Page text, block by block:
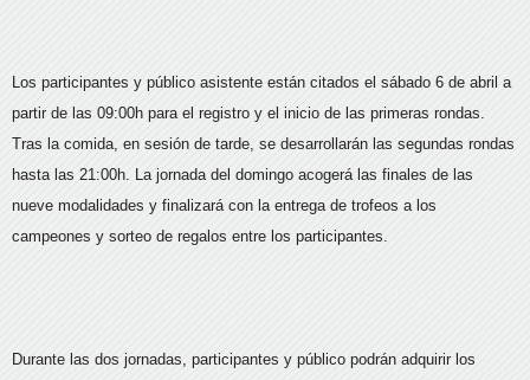
Los participantes y público asistente están citados el sábado 6 de abril a
partir de las 09:00h para el registro y el inicio de las primeras rondas.
Tras la comida, en sesión de tarde, se desarrollarán las segundas rondas
hasta las 21:00h. La jornada del domingo acogerá las finales de las
nueve modalidades y finalizará con la entrega de trofeos a los
campeones y sorteo de regalos entre los participantes.
Durante las dos jornadas, participantes y público podrán adquirir los